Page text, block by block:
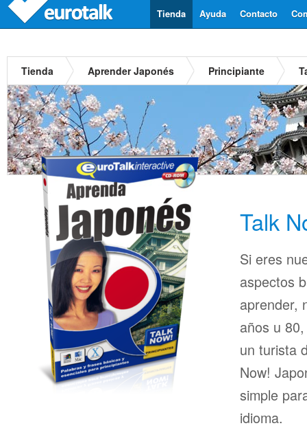
Contacto
Ayuda
Tienda
Tienda Aprender Japonés Principiante
Talk
Si eres
aspectos
aprender,
años u
un turista
Now!
simple
idioma.